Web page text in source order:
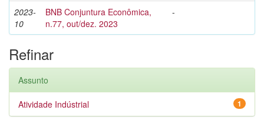
2023-
10
BNB Conjuntura Econômica,
n.77, out/dez. 2023
-
Refinar
Assunto
1
Atividade Indústrial